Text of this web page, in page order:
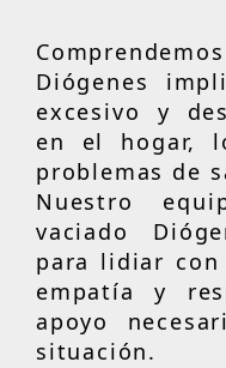
Diógenes
excesivo y
en el hogar,
problemas de
Nuestro
vaciado
para lidiar con
empatía y
apoyo
situación.